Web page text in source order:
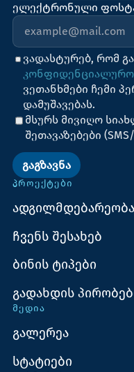
ელექტრონული
ვადასტურებ, რომ
ვეთანხმები ჩემი
დამუშავებას.
მსურს მივიღო
შეთავაზებები
ᲒᲐᲒᲖᲐᲕᲜᲐ
ᲞᲠᲝᲔᲥᲢᲔᲑᲘ
ადგილმდებარეობა
ჩვენს შესახებ
ბინის ტიპები
გადახდის
ᲛᲔᲓᲘᲐ
გალერეა
სტატიები